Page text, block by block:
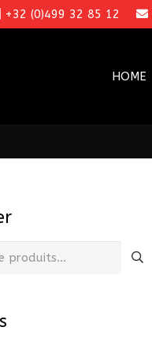
+32 (0)499 32 85 12
HOME